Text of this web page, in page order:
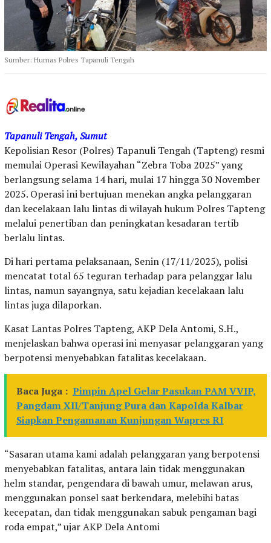
Sumber: Humas Polres Tapanuli Tengah
Tapanuli Tengah, Sumut
Kepolisian Resor (Polres) Tapanuli Tengah (Tapteng) resmi
memulai Operasi Kewilayahan “Zebra Toba 2025” yang
berlangsung selama 14 hari, mulai 17 hingga 30 November
2025. Operasi ini bertujuan menekan angka pelanggaran
dan kecelakaan lalu lintas di wilayah hukum Polres Tapteng
melalui penertiban dan peningkatan kesadaran tertib
berlalu lintas.
Di hari pertama pelaksanaan, Senin (17/11/2025), polisi
mencatat total 65 teguran terhadap para pelanggar lalu
lintas, namun sayangnya, satu kejadian kecelakaan lalu
lintas juga dilaporkan.
Kasat Lantas Polres Tapteng, AKP Dela Antomi, S.H.,
menjelaskan bahwa operasi ini menyasar pelanggaran yang
berpotensi menyebabkan fatalitas kecelakaan.
Baca Juga : Pimpin Apel Gelar Pasukan PAM VVIP,
Pangdam XII/Tanjung Pura dan Kapolda Kalbar
Siapkan Pengamanan Kunjungan Wapres RI
“Sasaran utama kami adalah pelanggaran yang berpotensi
menyebabkan fatalitas, antara lain tidak menggunakan
helm standar, pengendara di bawah umur, melawan arus,
menggunakan ponsel saat berkendara, melebihi batas
kecepatan, dan tidak menggunakan sabuk pengaman bagi
roda empat,” ujar AKP Dela Antomi